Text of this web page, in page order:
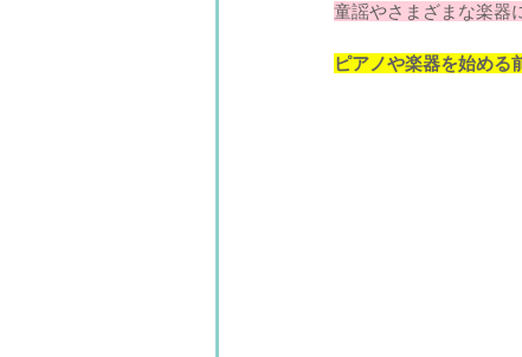
童謡やさまざまな楽器
ピアノや楽器を始める